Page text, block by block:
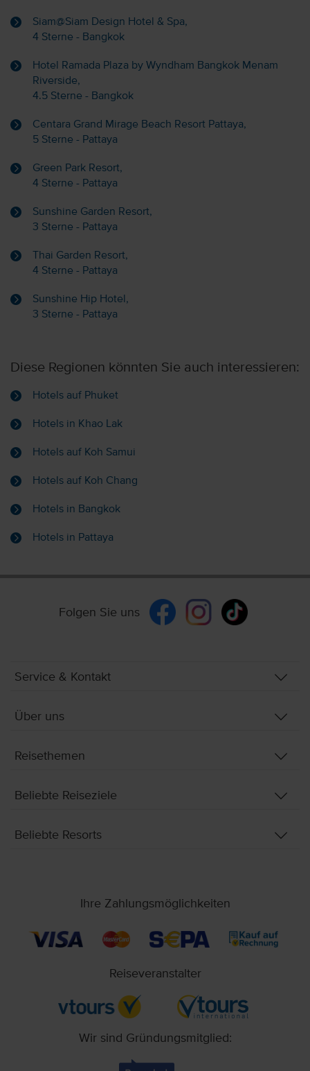
Siam@Siam Design Hotel & Spa,
4 Sterne - Bangkok
Hotel Ramada Plaza by Wyndham Bangkok Menam
Riverside,
4.5 Sterne - Bangkok
Centara Grand Mirage Beach Resort Pattaya,
5 Sterne - Pattaya
Green Park Resort,
4 Sterne - Pattaya
Sunshine Garden Resort,
3 Sterne - Pattaya
Thai Garden Resort,
4 Sterne - Pattaya
Sunshine Hip Hotel,
3 Sterne - Pattaya
Diese Regionen könnten Sie auch interessieren:
Hotels auf Phuket
Hotels in Khao Lak
Hotels auf Koh Samui
Hotels auf Koh Chang
Hotels in Bangkok
Hotels in Pattaya
Folgen Sie uns
Service & Kontakt
Über uns
Reisethemen
Beliebte Reiseziele
Beliebte Resorts
Ihre Zahlungsmöglichkeiten
Reiseveranstalter
Wir sind Gründungsmitglied: